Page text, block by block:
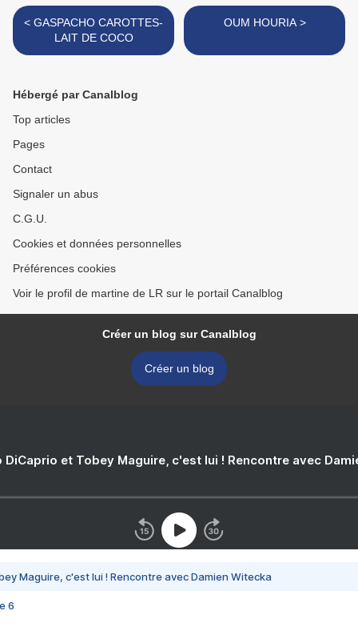
< GASPACHO CAROTTES-
LAIT DE COCO
OUM HOURIA >
Hébergé par Canalblog
Top articles
Pages
Contact
Signaler un abus
C.G.U.
Cookies et données personnelles
Préférences cookies
Voir le profil de martine de LR sur le portail Canalblog
Créer un blog sur Canalblog
Créer un blog
DiCaprio et Tobey Maguire, c'est lui ! Rencontre avec
Maguire, c'est lui ! Rencontre avec Damien Witecka
6